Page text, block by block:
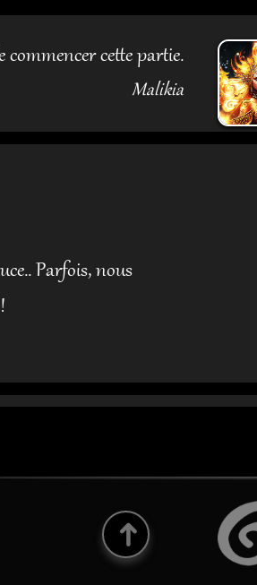
commencer cette partie.
Malikia
Parfois, nous